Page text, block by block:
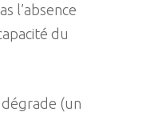
l’absence
du
(un